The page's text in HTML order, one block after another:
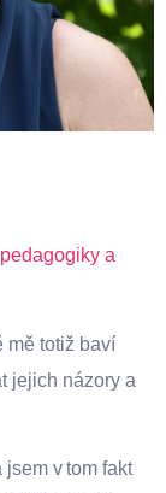
a
mě totiž baví
jejich názory a
v tom fakt